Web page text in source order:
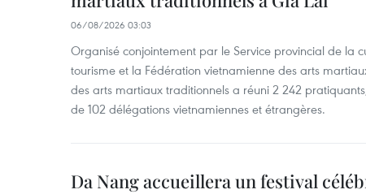
06/08/2026 03:03
Organisé conjointement par le Service provincial de la
tourisme et la Fédération vietnamienne des arts
des arts martiaux traditionnels a réuni 2 242
de 102 délégations vietnamiennes et étrangères.
Da Nang accueillera un festival